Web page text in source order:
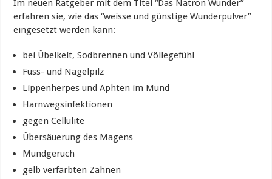
Im neuen Ratgeber mit dem Titel “Das Natron Wunder”
erfahren sie, wie das “weisse und günstige Wunderpulver”
eingesetzt werden kann:
bei Übelkeit, Sodbrennen und Völlegefühl
Fuss- und Nagelpilz
Lippenherpes und Aphten im Mund
Harnwegsinfektionen
gegen Cellulite
Übersäuerung des Magens
Mundgeruch
gelb verfärbten Zähnen